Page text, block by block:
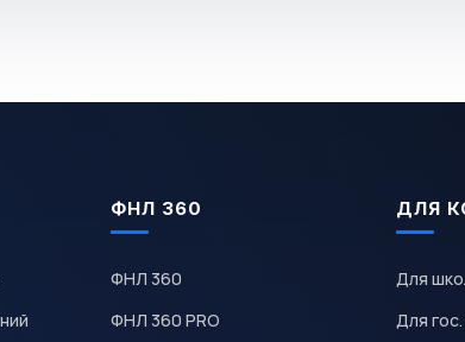
ФНЛ 360
ФНЛ 360
ФНЛ 360 PRO
ДЛЯ
Для
Для